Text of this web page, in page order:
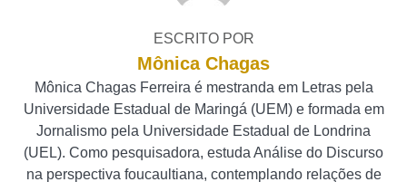
ESCRITO POR
Mônica Chagas
Mônica Chagas Ferreira é mestranda em Letras pela
Universidade Estadual de Maringá (UEM) e formada em
Jornalismo pela Universidade Estadual de Londrina
(UEL). Como pesquisadora, estuda Análise do Discurso
na perspectiva foucaultiana, contemplando relações de